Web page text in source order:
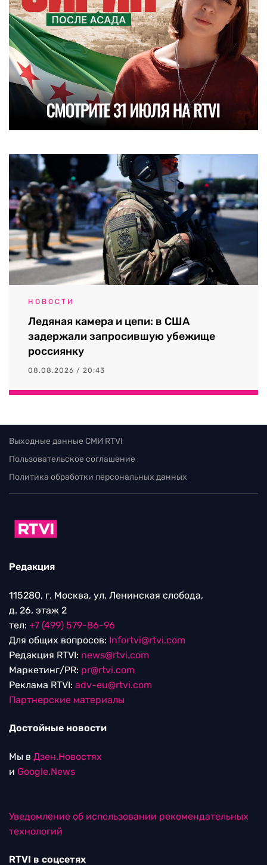
НОВОСТИ
Ледяная камера и цепи: в США
задержали запросившую убежище
россиянку
08.08.2026 / 20:43
Выходные данные СМИ RTVI
Пользовательское соглашение
Политика обработки персональных данных
Редакция
115280, г. Москва, ул. Ленинская слобода,
д. 26, этаж 2
тел: +7 (499) 579-86-96
Для общих вопросов: Infortvi@rtvi.com
Редакция RTVI: news@rtvi.com
Маркетинг/PR: pr@rtvi.com
Реклама RTVI: adv-eu@rtvi.com
Партнерские материалы
Достойные новости
Мы в Дзен.Новостях
и Google.News
Уведомление об использовании рекомендательных
технологий
RTVI в соцсетях